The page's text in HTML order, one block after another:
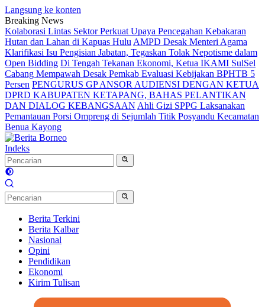
Langsung ke konten
Breaking News
Kolaborasi Lintas Sektor Perkuat Upaya Pencegahan Kebakaran
Hutan dan Lahan di Kapuas Hulu AMPD Desak Menteri Agama
Klarifikasi Isu Pengisian Jabatan, Tegaskan Tolak Nepotisme dalam
Open Bidding Di Tengah Tekanan Ekonomi, Ketua IKAMI SulSel
Cabang Mempawah Desak Pemkab Evaluasi Kebijakan BPHTB 5
Persen PENGURUS GP ANSOR AUDIENSI DENGAN KETUA
DPRD KABUPATEN KETAPANG, BAHAS PELANTIKAN
DAN DIALOG KEBANGSAAN Ahli Gizi SPPG Laksanakan
Pemantauan Porsi Ompreng di Sejumlah Titik Posyandu Kecamatan
Benua Kayong
Indeks
Berita Terkini
Berita Kalbar
Nasional
Opini
Pendidikan
Ekonomi
Kirim Tulisan